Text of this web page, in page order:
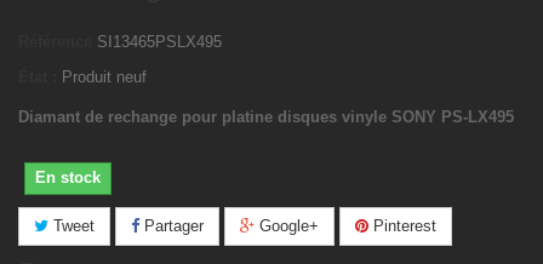
SI13465PSLX495
Produit neuf
Diamant de rechange pour platine disques vinyle SONY PS-LX495
En stock
Tweet Partager Google+ Pinterest